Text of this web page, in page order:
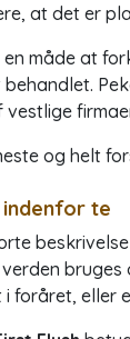
at det er
en måde at
og helt
indenfor te
foråret, eller